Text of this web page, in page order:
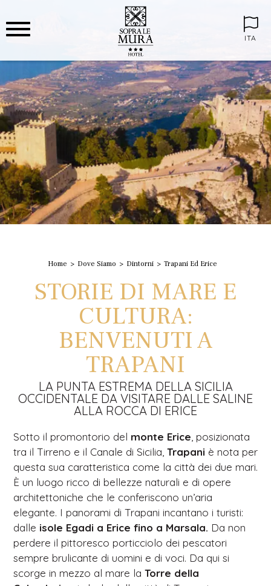
ITA
Home Dove Siamo Dintorni Trapani Ed Erice
STORIE DI MARE E
CULTURA:
BENVENUTI A
TRAPANI
LA PUNTA ESTREMA DELLA SICILIA
OCCIDENTALE DA VISITARE DALLE SALINE
ALLA ROCCA DI ERICE
Sotto il promontorio del monte Erice , posizionata
tra il Tirreno e il Canale di Sicilia, Trapani è nota per
questa sua caratteristica come la città dei due mari.
È un luogo ricco di bellezze naturali e di opere
architettoniche che le conferiscono un’aria
elegante. I panorami di Trapani incantano i turisti:
dalle isole Egadi a Erice fino a Marsala. Da non
perdere il pittoresco porticciolo dei pescatori
sempre brulicante di uomini e di voci. Da qui si
scorge in mezzo al mare la Torre della